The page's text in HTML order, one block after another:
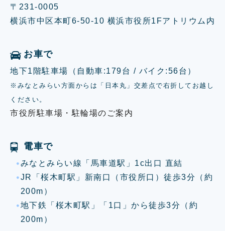
〒231-0005
横浜市中区本町6-50-10 横浜市役所1Fアトリウム内
お車で
地下1階駐車場（自動車:179台 / バイク:56台）
※みなとみらい方面からは「日本丸」交差点で右折してお越し
ください。
市役所駐車場・駐輪場のご案内
電車で
みなとみらい線「馬車道駅」1c出口 直結
JR「桜木町駅」新南口（市役所口）徒歩3分（約
200m）
地下鉄「桜木町駅」「1口」から徒歩3分（約
200m）